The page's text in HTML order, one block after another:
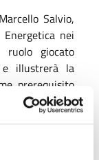
Salvio,
nei
ruolo giocato
e illustrerà la
prerequisito
riguarderà i
per la verifica